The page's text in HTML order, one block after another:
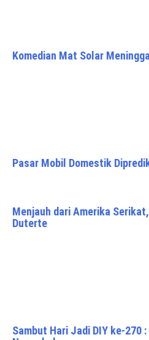
Komedian Mat Solar
Pasar Mobil Domestik
Menjauh dari Amerika
Duterte
Sambut Hari Jadi DIY ke-270